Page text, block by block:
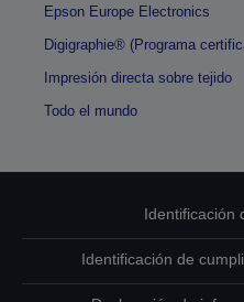
Epson Europe Electronics
Digigraphie® (Programa
Impresión directa sobre tejido
Todo el mundo
Identificación
Identificación de